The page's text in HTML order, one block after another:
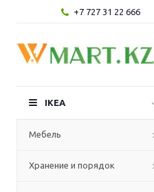
+7 727 31 22 666
IKEA
Мебель
Хранение и порядок